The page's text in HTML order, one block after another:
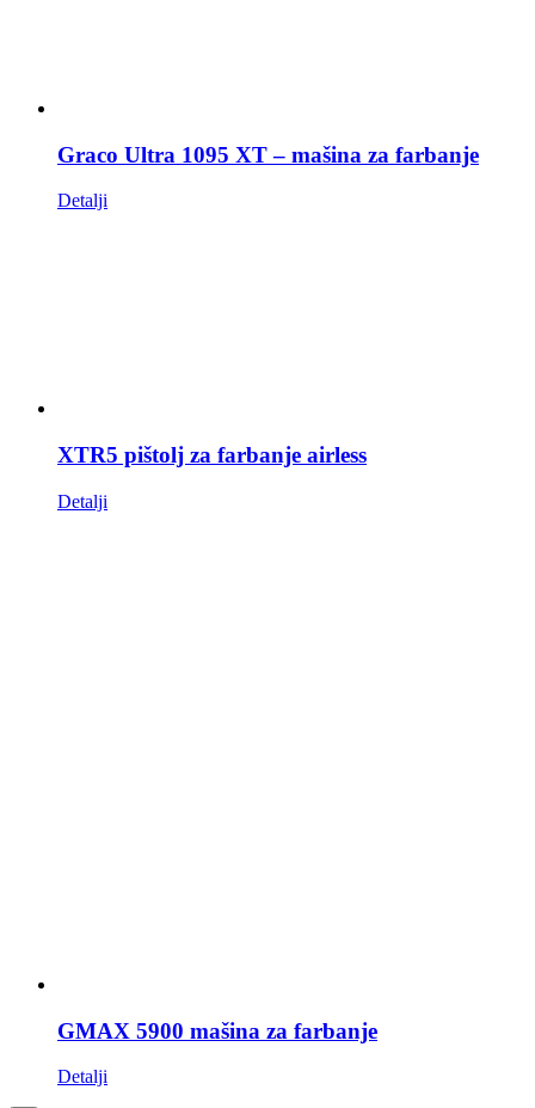
Graco Ultra 1095 XT – mašina za farbanje
Detalji
XTR5 pištolj za farbanje airless
Detalji
GMAX 5900 mašina za farbanje
Detalji